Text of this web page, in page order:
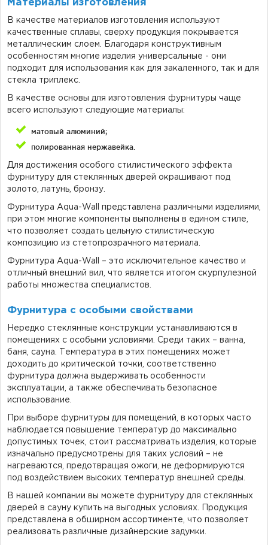
Материалы изготовления
В качестве материалов изготовления используют
качественные сплавы, сверху продукция покрывается
металлическим слоем. Благодаря конструктивным
особенностям многие изделия универсальные - они
подходит для использования как для закаленного, так и для
стекла триплекс.
В качестве основы для изготовления фурнитуры чаще
всего используют следующие материалы:
матовый алюминий;
полированная нержавейка.
Для достижения особого стилистического эффекта
фурнитуру для стеклянных дверей окрашивают под
золото, латунь, бронзу.
Фурнитура Aqua-Wall представлена различными изделиями,
при этом многие компоненты выполнены в едином стиле,
что позволяет создать цельную стилистическую
композицию из стетопрозрачного материала.
Фурнитура Aqua-Wall – это исключительное качество и
отличный внешний вил, что является итогом скурпулезной
работы множества специалистов.
Фурнитура с особыми свойствами
Нередко стеклянные конструкции устанавливаются в
помещениях с особыми условиями. Среди таких – ванна,
баня, сауна. Температура в этих помещениях может
доходить до критической точки, соответственно
фурнитура должна выдерживать особенности
эксплуатации, а также обеспечивать безопасное
использование.
При выборе фурнитуры для помещений, в которых часто
наблюдается повышение температур до максимально
допустимых точек, стоит рассматривать изделия, которые
изначально предусмотрены для таких условий – не
нагреваются, предотвращая ожоги, не деформируются
под воздействием высоких температур внешней среды.
В нашей компании вы можете фурнитуру для стеклянных
дверей в сауну купить на выгодных условиях. Продукция
представлена в обширном ассортименте, что позволяет
реализовать различные дизайнерские задумки.